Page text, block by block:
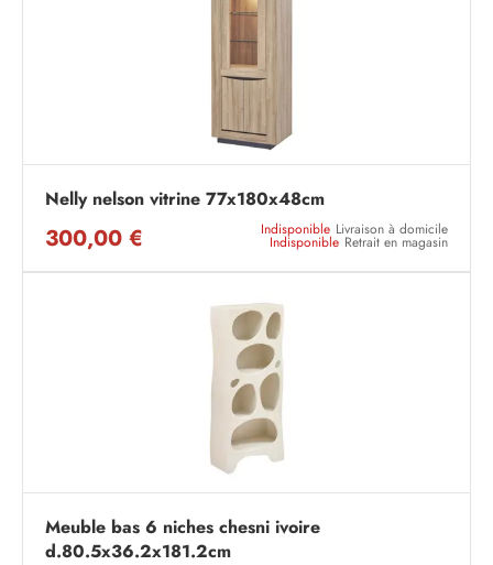
Nelly nelson vitrine 77x180x48cm
300,00 € Indisponible Livraison à domicile
Indisponible Retrait en magasin
Meuble bas 6 niches chesni ivoire
d.80.5x36.2x181.2cm